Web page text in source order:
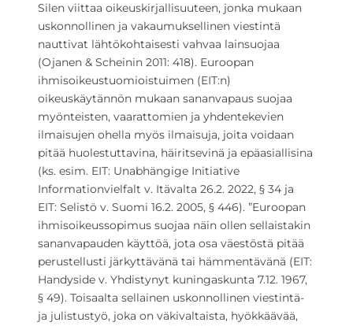
Silen viittaa oikeuskirjallisuuteen, jonka mukaan
uskonnollinen ja vakaumuksellinen viestintä
nauttivat lähtökohtaisesti vahvaa lainsuojaa
(Ojanen & Scheinin 2011: 418). Euroopan
ihmisoikeustuomioistuimen (EIT:n)
oikeuskäytännön mukaan sananvapaus suojaa
myönteisten, vaarattomien ja yhdentekevien
ilmaisujen ohella myös ilmaisuja, joita voidaan
pitää huolestuttavina, häiritsevinä ja epäasiallisina
(ks. esim. EIT: Unabhängige Initiative
Informationvielfalt v. Itävalta 26.2. 2022, § 34 ja
EIT: Selistö v. Suomi 16.2. 2005, § 446). ”Euroopan
ihmisoikeussopimus suojaa näin ollen sellaistakin
sananvapauden käyttöä, jota osa väestöstä pitää
perustellusti järkyttävänä tai hämmentävänä (EIT:
Handyside v. Yhdistynyt kuningaskunta 7.12. 1967,
§ 49). Toisaalta sellainen uskonnollinen viestintä-
ja julistustyö, joka on väkivaltaista, hyökkäävää,